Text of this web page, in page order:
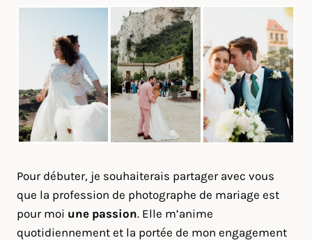
Pour débuter, je souhaiterais partager avec vous
que la profession de photographe de mariage est
pour moi une passion. Elle m’anime
quotidiennement et la portée de mon engagement